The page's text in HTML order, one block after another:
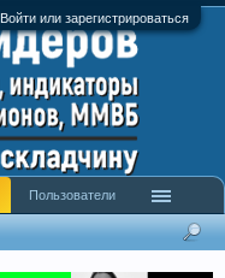
Войти или зарегистрироваться
Пользователи